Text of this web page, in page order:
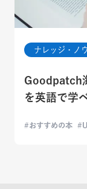
ナレッジ・ノ
Goodpatch
を英語で学
おすすめの本